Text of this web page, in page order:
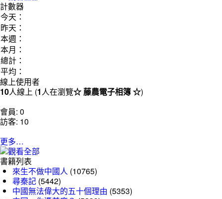
計數器
今天：
昨天：
本週：
本月：
總計：
平均：
線上使用者
10人線上 (1人在瀏覽☆ 藤農電子相簿 ☆)
會員: 0
訪客: 10
更多…
書籍列表
來生不做中國人 (10765)
尋秦記 (5442)
中國無法偉大的五十個理由 (5353)